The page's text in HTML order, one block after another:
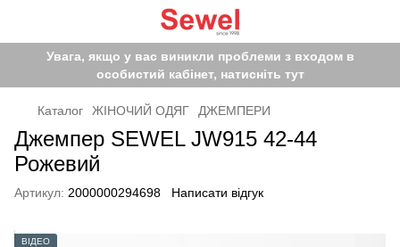
Увага, якщо у вас виникли проблеми з входом в
особистий кабінет, натисніть тут
Каталог ЖІНОЧИЙ ОДЯГ ДЖЕМПЕРИ
Джемпер SEWEL JW915 42-44
Рожевий
Артикул: 2000000294698 Написати відгук
ВІДЕО